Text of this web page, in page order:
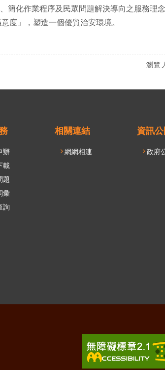
簡化作業程序及民眾問題解決導向之服務理
度」，塑造一個優質治安環境。
瀏覽
辦
載
題
彙
詢
相關連結
網網相連
資訊公
政府